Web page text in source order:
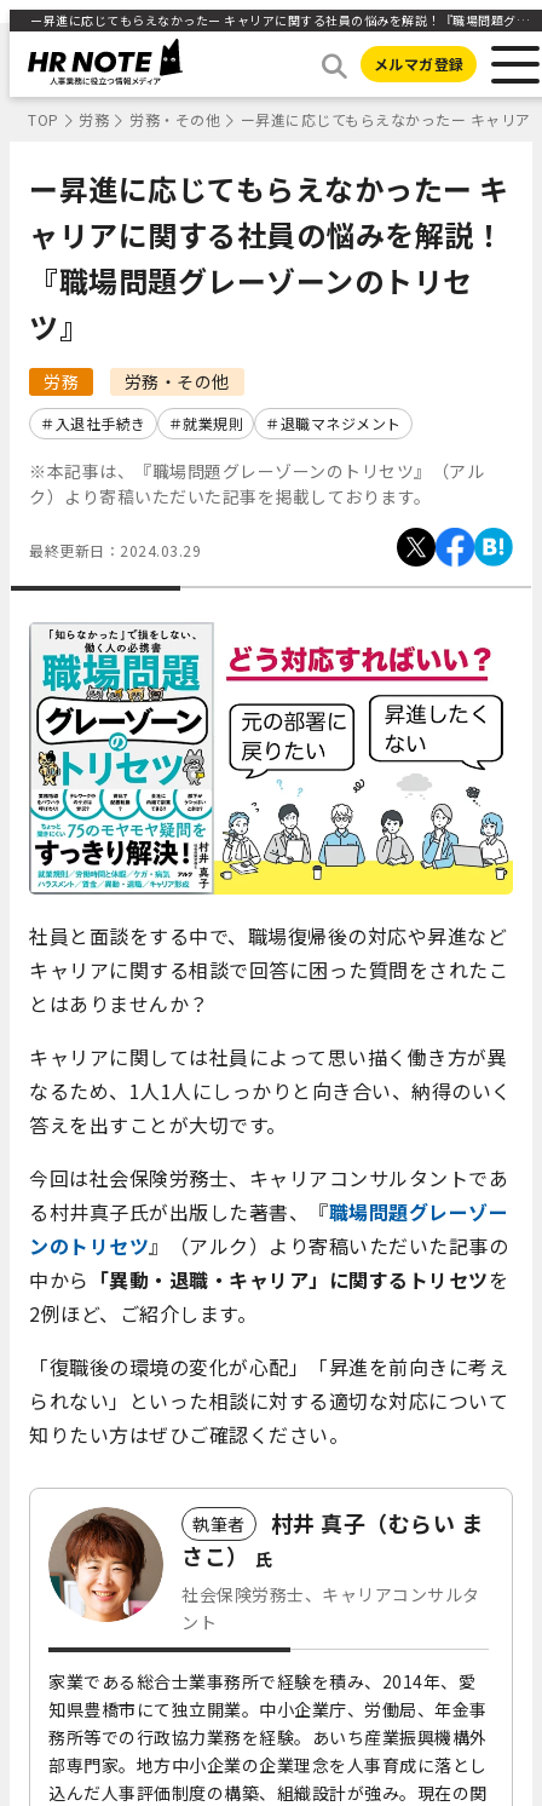
ー昇進に応じてもらえなかったー キャリアに関する社員の悩みを解説！『職場問題グレーゾーンのトリセツ』 ｜HR NOTE
メルマガ登録
TOP 労務 労務・その他 ー昇進に応じてもらえなかったー キャリ
ー昇進に応じてもらえなかったー キ
ャリアに関する社員の悩みを解説！
『職場問題グレーゾーンのトリセ
ツ』
労務 労務・その他
入退社手続き 就業規則 退職マネジメント
※本記事は、『職場問題グレーゾーンのトリセツ』（アル
ク）より寄稿いただいた記事を掲載しております。
最終更新日： 2024.03.29
社員と面談をする中で、職場復帰後の対応や昇進など
キャリアに関する相談で回答に困った質問をされたこ
とはありませんか？
キャリアに関しては社員によって思い描く働き方が異
なるため、1人1人にしっかりと向き合い、納得のいく
答えを出すことが大切です。
今回は社会保険労務士、キャリアコンサルタントであ
る村井真子氏が出版した著書、『職場問題グレーゾー
ンのトリセツ』（アルク）より寄稿いただいた記事の
中から 「異動・退職・キャリア」に関するトリセツを
2例ほど、ご紹介します。
「復職後の環境の変化が心配」「昇進を前向きに考え
られない」といった相談に対する適切な対応について
知りたい方はぜひご確認ください。
執筆者
村井 真子（むらい ま
さこ）
氏
社会保険労務士、キャリアコンサルタ
ント
家業である総合士業事務所で経験を積み、2014年、愛
知県豊橋市にて独立開業。中小企業庁、労働局、年金事
務所等での行政協力業務を経験。あいち産業振興機構外
部専門家。地方中小企業の企業理念を人事育成に落とし
込んだ人事評価制度の構築、組織設計が強み。現在の関